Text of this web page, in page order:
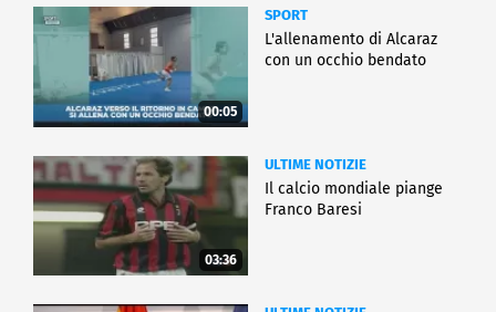
00:05
SPORT
L'allenamento di Alcaraz
con un occhio bendato
03:36
ULTIME NOTIZIE
Il calcio mondiale piange
Franco Baresi